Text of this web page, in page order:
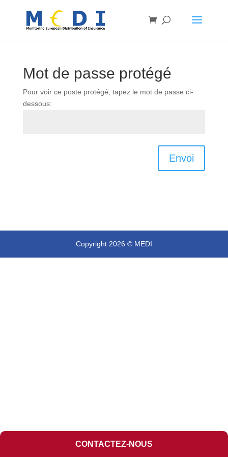
Mot de passe protégé
Pour voir ce poste protégé, tapez le mot de passe ci-
dessous:
Envoi
Copyright 2026 © MEDI
CONTACTEZ-NOUS